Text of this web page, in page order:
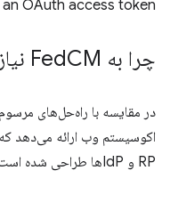
OAuth access token.
چرا به Fed CM نیاز داریم؟
در مقایسه با راه‌حل‌های
اکوسیستم وب ارائه می‌دهد که
RP و IdPها طراحی شده است.